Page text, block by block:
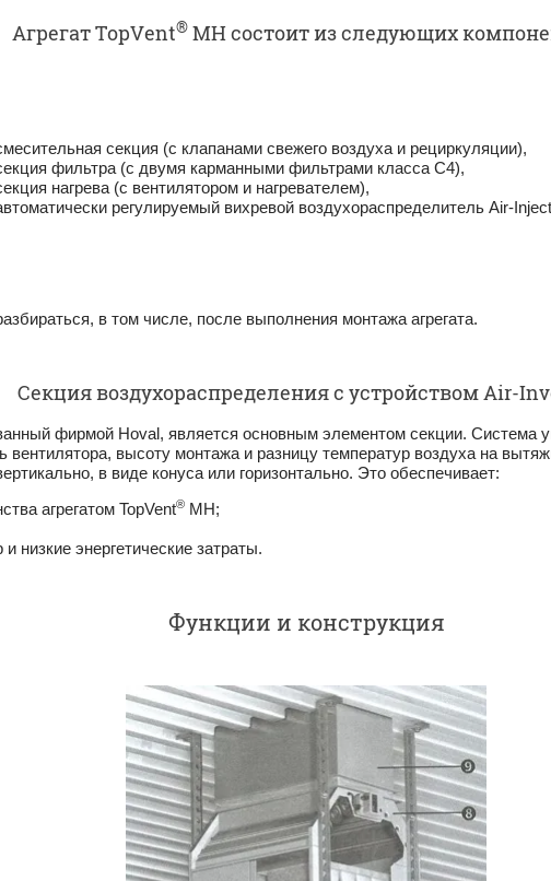
Агрегат TopVent®MH состоит из следующих
секция (с клапанами свежего воз­духа и рециркуляции),
фильтра (с двумя карманными фильтра­ми класса С4),
нагрева (с вентилятором и нагревателем),
регулируемый вихревой воздухо­распределитель Air-
в том числе, после выполнения монтажа аг­регата.
Cекция воздухораспределения с устройством Air-
фирмой Ноval, является основным элементом секции. Система
вентилятора, высоту монтажа и раз­ницу температур воздуха на
в виде конуса или горизонтально. Это обеспечивает:
агрегатом TopVent®MH;
низ­кие энергетические затраты.
Функции и конструкция